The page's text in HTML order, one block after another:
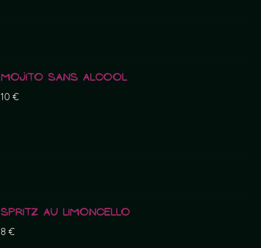
Mojito sans alcool
10 €
Spritz au limoncello
8 €